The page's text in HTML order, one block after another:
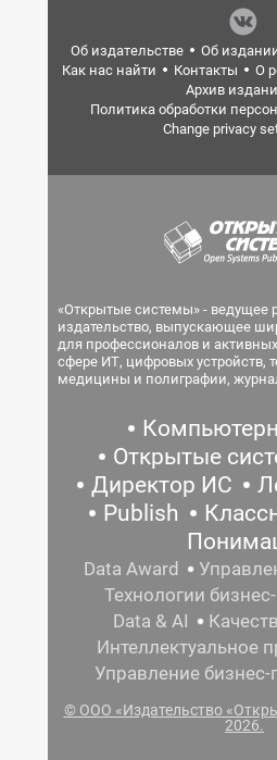
Об издательстве Об
Как нас найти
Контакты О
Архив
Политика обработки
Change privacy
«Открытые системы» - ведущее
издательство, выпускающее
для профессионалов и
сфере ИТ, цифровых устройств,
медицины и полиграфии,
Открытые
Директор ИС
Publish
Data Award
Технологии
Data & AI
Интеллектуальное
Управление
© ООО «Издательство
2026.